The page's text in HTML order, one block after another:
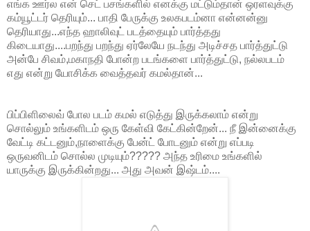
எங்க ஊர்ல என் செட் பசங்களில் எனக்கு மட்டும்தான் ஒரளவுக்கு
கம்யூட்டர் தெரியும்... பாதி பேருக்கு உலகபடம்னா என்னன்னு
தெரியாது...எந்த ஹாலிவுட் படத்தையும் பார்த்தது
கிடையாது....பறந்து பறந்து ஏர்லேயே நடந்து அடிச்சத பார்த்துட்டு
அன்பே சிவம்,மகாநதி போன்ற படங்களை பார்த்துட்டு, நல்லபடம்
எது என்று யோசிக்க வைத்தவர் கமல்தான்...
பிப்பிளிலைவ் போல படம் கமல் எடுத்து இருக்கலாம் என்று
சொல்லும் உங்களிடம் ஒரு கேள்வி கேட்கின்றேன்... நீ இன்னைக்கு
வேட்டி கட்டனும்,நாளைக்கு பேன்ட் போடனும் என்று எப்படி
ஒருவனிடம் சொல்ல முடியும்????? அந்த உரிமை உங்களில்
யாருக்கு இருக்கின்றது... அது அவன் இஷ்டம்....